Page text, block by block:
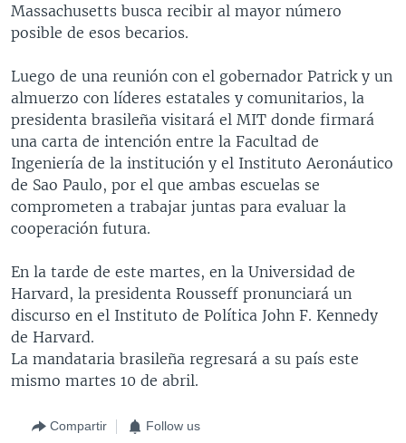
Massachusetts busca recibir al mayor número
posible de esos becarios.
Luego de una reunión con el gobernador Patrick y un
almuerzo con líderes estatales y comunitarios, la
presidenta brasileña visitará el MIT donde firmará
una carta de intención entre la Facultad de
Ingeniería de la institución y el Instituto Aeronáutico
de Sao Paulo, por el que ambas escuelas se
comprometen a trabajar juntas para evaluar la
cooperación futura.
En la tarde de este martes, en la Universidad de
Harvard, la presidenta Rousseff pronunciará un
discurso en el Instituto de Política John F. Kennedy
de Harvard.
La mandataria brasileña regresará a su país este
mismo martes 10 de abril.
Compartir Follow us